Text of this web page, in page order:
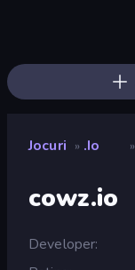
Jocuri » .io »
cowz.io
Developer